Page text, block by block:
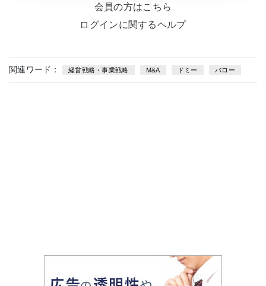
会員の方はこちら
ログインに関するヘルプ
関連ワード： 経営戦略・事業戦略 M&A ドミー バロー